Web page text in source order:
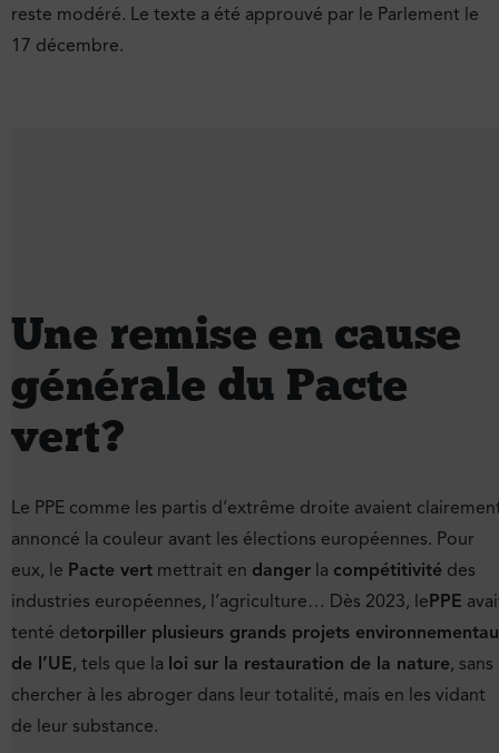
reste modéré. Le texte a été approuvé par le Parlement le
17 décembre.
Une remise en cause
générale du Pacte
vert ?
Le PPE comme les partis d’extrême droite avaient
annoncé la couleur avant les élections européennes. Pour
eux, le Pacte vert mettrait en danger la compétitivité des
industries européennes, l’agriculture… Dès 2023, lePPE
tenté detorpiller plusieurs grands projets
de l’UE, tels que la loi sur la restauration de la nature, sans
chercher à les abroger dans leur totalité, mais en les vidant
de leur substance.